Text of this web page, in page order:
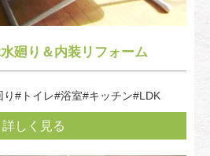
廻り＆内装リフォーム
り#トイレ#浴室#キッチン#LDK
詳しく見る